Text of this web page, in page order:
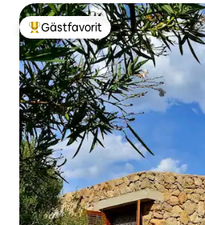
Populär gästfavorit
Gästfavorit